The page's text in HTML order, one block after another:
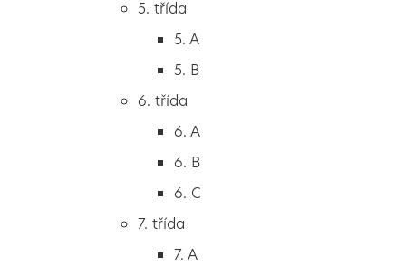
2. B
3. A
4. A
5. třída
5. A
5. B
6. třída
6. A
6. B
6. C
7. třída
7. A